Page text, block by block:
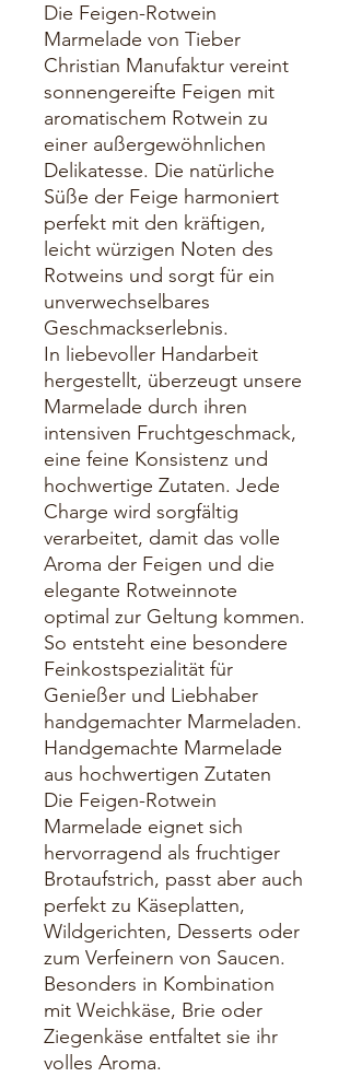
Die Feigen-Rotwein
Marmelade von Tieber
Christian Manufaktur vereint
sonnengereifte Feigen mit
aromatischem Rotwein zu
einer außergewöhnlichen
Delikatesse. Die natürliche
Süße der Feige harmoniert
perfekt mit den kräftigen,
leicht würzigen Noten des
Rotweins und sorgt für ein
unverwechselbares
Geschmackserlebnis.
In liebevoller Handarbeit
hergestellt, überzeugt unsere
Marmelade durch ihren
intensiven Fruchtgeschmack,
eine feine Konsistenz und
hochwertige Zutaten. Jede
Charge wird sorgfältig
verarbeitet, damit das volle
Aroma der Feigen und die
elegante Rotweinnote
optimal zur Geltung kommen.
So entsteht eine besondere
Feinkostspezialität für
Genießer und Liebhaber
handgemachter Marmeladen.
Handgemachte Marmelade
aus hochwertigen Zutaten
Die Feigen-Rotwein
Marmelade eignet sich
hervorragend als fruchtiger
Brotaufstrich, passt aber auch
perfekt zu Käseplatten,
Wildgerichten, Desserts oder
zum Verfeinern von Saucen.
Besonders in Kombination
mit Weichkäse, Brie oder
Ziegenkäse entfaltet sie ihr
volles Aroma.